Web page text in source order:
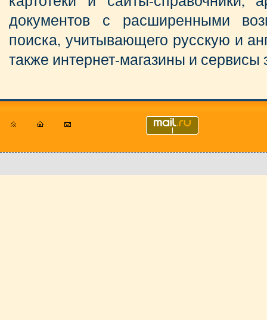
документов с расширенными
поиска, учитывающего русскую и
также интернет-магазины и